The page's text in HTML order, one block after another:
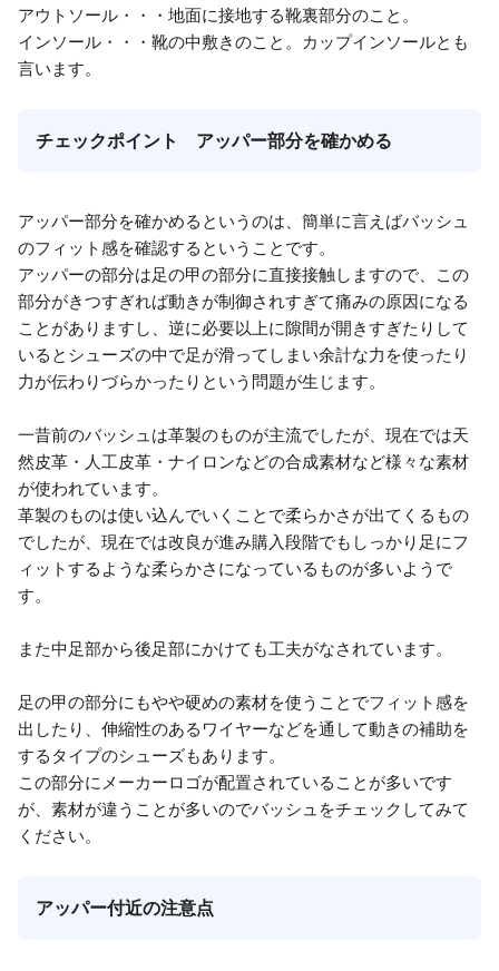
アウトソール・・・地面に接地する靴裏部分のこと。
インソール・・・靴の中敷きのこと。カップインソールとも
言います。
チェックポイント アッパー部分を確かめる
アッパー部分を確かめるというのは、簡単に言えばバッシュ
のフィット感を確認するということです。
アッパーの部分は足の甲の部分に直接接触しますので、この
部分がきつすぎれば動きが制御されすぎて痛みの原因になる
ことがありますし、逆に必要以上に隙間が開きすぎたりして
いるとシューズの中で足が滑ってしまい余計な力を使ったり
力が伝わりづらかったりという問題が生じます。
一昔前のバッシュは革製のものが主流でしたが、現在では天
然皮革・人工皮革・ナイロンなどの合成素材など様々な素材
が使われています。
革製のものは使い込んでいくことで柔らかさが出てくるもの
でしたが、現在では改良が進み購入段階でもしっかり足にフ
ィットするような柔らかさになっているものが多いようで
す。
また中足部から後足部にかけても工夫がなされています。
足の甲の部分にもやや硬めの素材を使うことでフィット感を
出したり、伸縮性のあるワイヤーなどを通して動きの補助を
するタイプのシューズもあります。
この部分にメーカーロゴが配置されていることが多いです
が、素材が違うことが多いのでバッシュをチェックしてみて
ください。
アッパー付近の注意点